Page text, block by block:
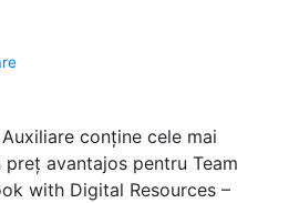
conține cele mai
avantajos pentru Team
with Digital Resources –